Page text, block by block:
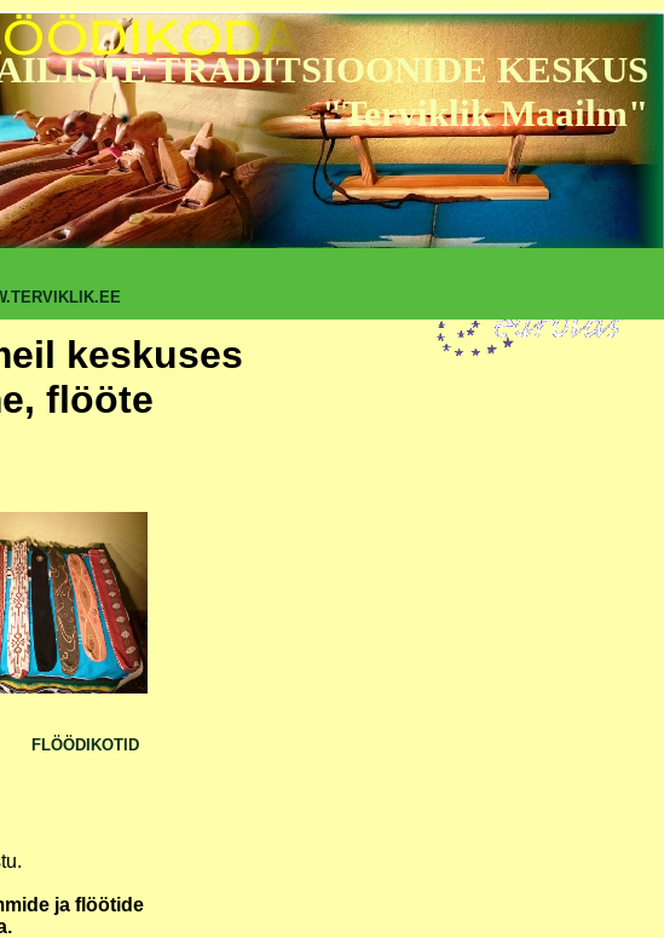
TRADITSIOONIDE KESKUS
"Terviklik Maailm"
keskuses
flööte
FLÖÖDIKOTID
ja flöötide